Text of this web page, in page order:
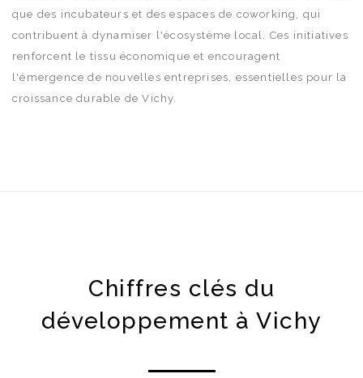
que des incubateurs et des espaces de coworking, qui
contribuent à dynamiser l'écosystème local. Ces initiatives
renforcent le tissu économique et encouragent
l'émergence de nouvelles entreprises, essentielles pour la
croissance durable de Vichy.
Chiffres clés du
développement à Vichy